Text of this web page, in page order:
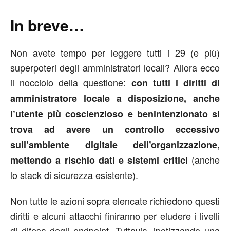
In breve…
Non avete tempo per leggere tutti i 29 (e più)
superpoteri degli amministratori locali? Allora ecco
il nocciolo della questione: con tutti i diritti di
amministratore locale a disposizione, anche
l’utente più coscienzioso e benintenzionato si
trova ad avere un controllo eccessivo
sull’ambiente digitale dell’organizzazione,
mettendo a rischio dati e sistemi critici (anche
lo stack di sicurezza esistente).
Non tutte le azioni sopra elencate richiedono questi
diritti e alcuni attacchi finiranno per eludere i livelli